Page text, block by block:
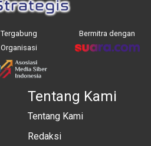
Tergabung
Organisasi
Bermitra dengan
Tentang Kami
Tentang Kami
Redaksi